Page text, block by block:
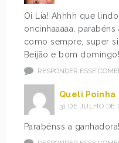
Oi Lia! Ahhhh que
oncinhaaaaa, parabéns
como sempre, super
Beijão e bom domingo!
RESPONDER ESSE
Queli Poinha
31 DE JULHO DE
Parabénss a